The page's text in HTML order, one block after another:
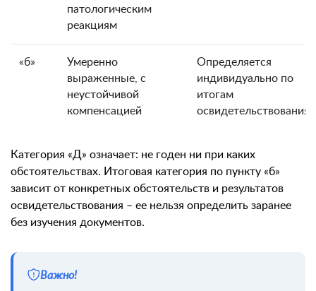
патологическим
реакциям
«б»
Умеренно
выраженные, с
неустойчивой
компенсацией
Определяется
индивидуально по
итогам
освидетельствования
Категория «Д» означает: не годен ни при каких
обстоятельствах. Итоговая категория по пункту «б»
зависит от конкретных обстоятельств и результатов
освидетельствования – ее нельзя определить заранее
без изучения документов.
Важно!